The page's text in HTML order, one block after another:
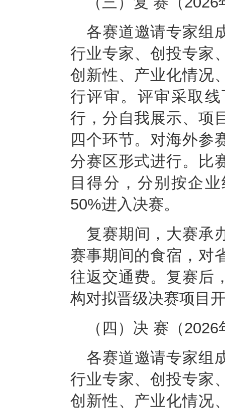
各赛道邀请专家组
行业专家、创投专家
创新性、产业化情况
行评审。评审采取
行，分自我展示、项
四个环节。对海外参
分赛区形式进行。
比
目得分，分别按企
50%进入决赛。
复赛期间，大赛承
赛事期间的食宿，对
往返交通费。复赛后
构对拟晋级决赛项目
（四）决 赛 （2026
各赛道邀请专家组
行业专家、创投专家
创新性、产业化情况